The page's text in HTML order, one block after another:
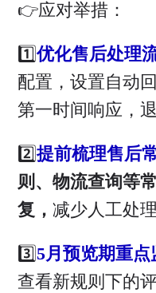
👉应对举措：
1️⃣优化售后处理
配置，设置自动
第一时间响应，
2️⃣提前梳理售后
则、物流查询等
复， 减少人工处
3️⃣5月预览期重点
查看新规则下的